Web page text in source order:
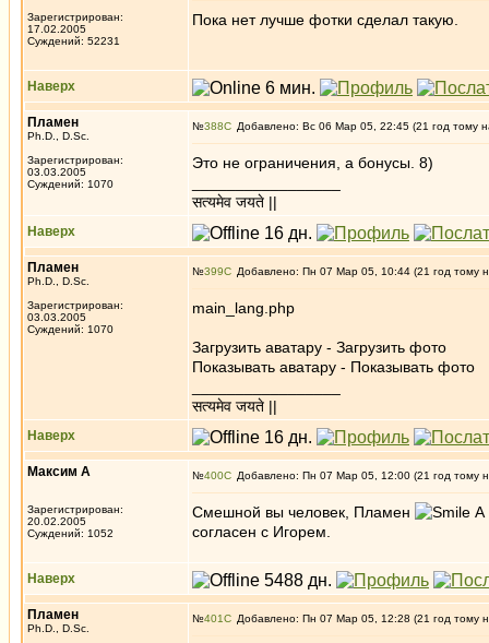
Зарегистрирован:
17.02.2005
Суждений: 52231
Пока нет лучше фотки сделал такую.
Наверх
Пламен
Ph.D., D.Sc.
Зарегистрирован:
03.03.2005
Суждений: 1070
№388 Добавлено: Вс 06 Мар 05, 22:45 (21 год тому
Это не ограничения, а бонусы. 8)
सत्यमेव जयते ||
Наверх
Пламен
Ph.D., D.Sc.
Зарегистрирован:
03.03.2005
Суждений: 1070
№399 Добавлено: Пн 07 Мар 05, 10:44 (21 год тому
main_lang.php
Загрузить аватару - Загрузить фото
Показывать аватару - Показывать фото
सत्यमेव जयते ||
Наверх
Максим А
Зарегистрирован:
20.02.2005
Суждений: 1052
№400 Добавлено: Пн 07 Мар 05, 12:00 (21 год тому
Смешной вы человек, Пламен
А
согласен с Игорем.
Наверх
Пламен
Ph.D., D.Sc.
№401 Добавлено: Пн 07 Мар 05, 12:28 (21 год тому